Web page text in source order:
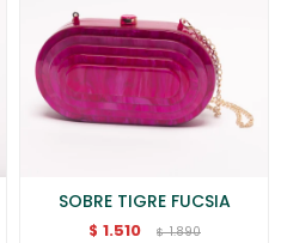
SOBRE TIGRE FUCSIA
$ 1.510 $ 1.890